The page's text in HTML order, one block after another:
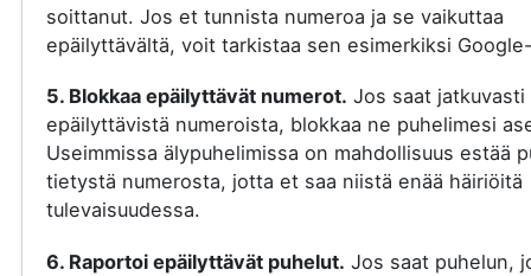
soittanut. Jos et tunnista numeroa ja se vaikuttaa
epäilyttävältä, voit tarkistaa sen esimerkiksi
5. Blokkaa epäilyttävät numerot. Jos saat jatkuvasti
epäilyttävistä numeroista, blokkaa ne puhelimesi
Useimmissa älypuhelimissa on mahdollisuus estää
tietystä numerosta, jotta et saa niistä enää häiriöitä
tulevaisuudessa.
6. Raportoi epäilyttävät puhelut. Jos saat puhelun,